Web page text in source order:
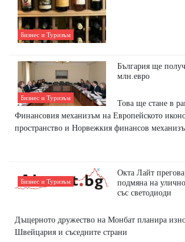
Бизнес и Туризъм
Бизнес и Туризъм
България ще
млн.евро
Това ще стане в
Финансовия механизъм на Европейското
пространство и Норвежкия финансов
Бизнес и Туризъм
Окта Лайт
подмяна на
със светодиоди
Дъщерното дружество на Монбат планира
Швейцария и съседните страни